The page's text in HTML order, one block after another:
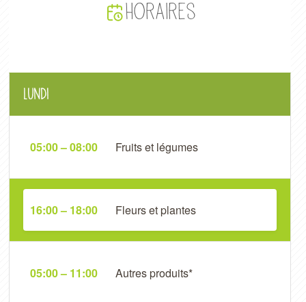
Horaires
Lundi
05:00 – 08:00 Fruits et légumes
16:00 – 18:00 Fleurs et plantes
05:00 – 11:00 Autres produits*